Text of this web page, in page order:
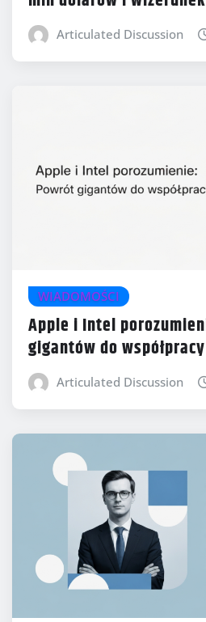
Articulated Discussion
WIADOMOŚCI
Apple i Intel
gigantów do współpracy
Articulated Discussion